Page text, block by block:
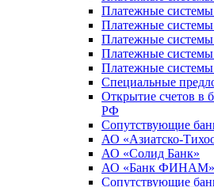
Платежные
Платежные
Платежные
Платежные
Платежные
Специальные
Открытие счетов в
РФ
Сопутствующие
АО «Азиатско-
АО «Солид Банк»
АО «Банк
Сопутствующие